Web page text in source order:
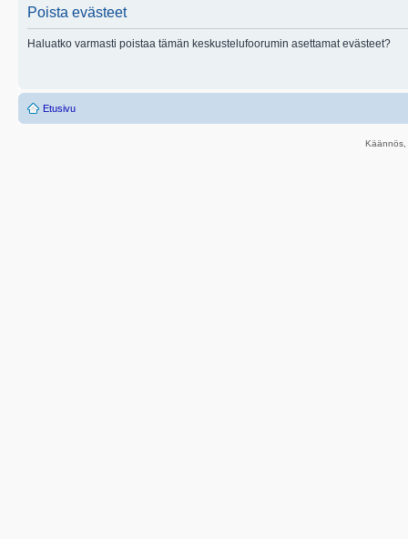
Poista evästeet
Haluatko varmasti poistaa tämän keskustelufoorumin asettamat evästeet?
Etusivu